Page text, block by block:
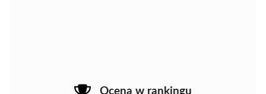
Ocena w rankingu